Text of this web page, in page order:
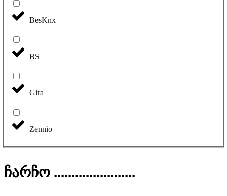
BesKnx
BS
Gira
Zennio
ჩარჩო .......................